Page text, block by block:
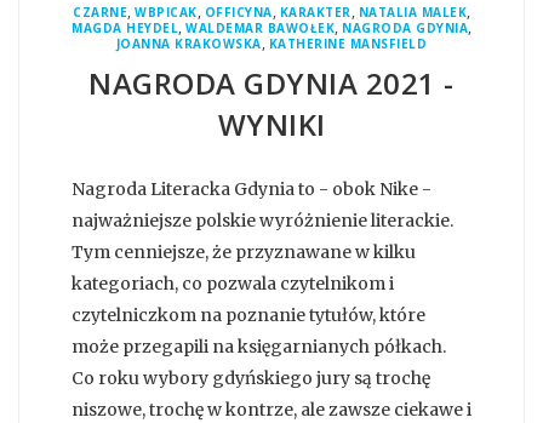
CZARNE, WBPICAK, OFFICYNA, KARAKTER, NATALIA MALEK,
MAGDA HEYDEL, WALDEMAR BAWOŁEK, NAGRODA GDYNIA,
JOANNA KRAKOWSKA, KATHERINE MANSFIELD
NAGRODA GDYNIA 2021 -
WYNIKI
Nagroda Literacka Gdynia to - obok Nike -
najważniejsze polskie wyróżnienie literackie.
Tym cenniejsze, że przyznawane w kilku
kategoriach, co pozwala czytelnikom i
czytelniczkom na poznanie tytułów, które
może przegapili na księgarnianych półkach.
Co roku wybory gdyńskiego jury są trochę
niszowe, trochę w kontrze, ale zawsze ciekawe i